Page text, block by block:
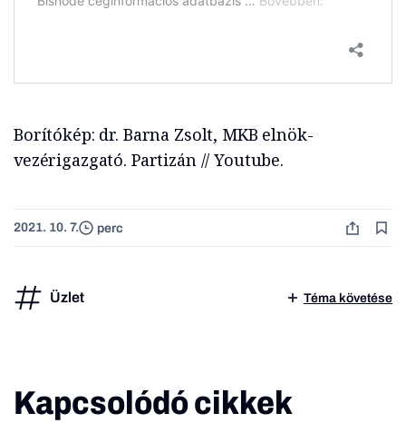
Borítókép: dr. Barna Zsolt, MKB elnök-
vezérigazgató. Partizán // Youtube.
2021. 10. 7. perc
Üzlet Téma követése
Kapcsolódó cikkek